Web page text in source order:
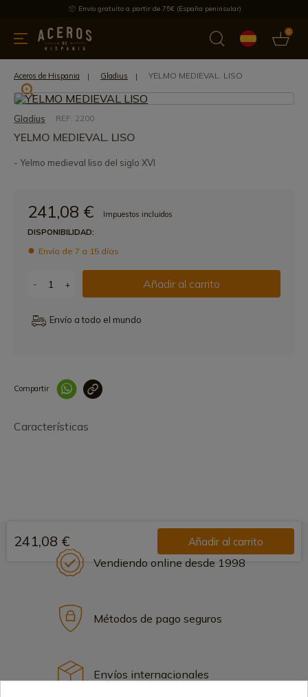
Envío gratuito a partir de 75€ (España peninsular)
0
menaje Ofertas Ultimas novedades Los más vendidos
Aceros de Hispania Gladius YELMO MEDIEVAL. LISO
Gladius REF: 2200
YELMO MEDIEVAL. LISO
- Yelmo medieval liso del siglo XVI
241,08 €
Impuestos incluidos
DISPONIBILIDAD:
Envío de 7 a 15 días
- + Añadir al carrito
Envío a todo el mundo
Compartir
Características
241,08 € Añadir al carrito
Vendiendo online desde 1998
Métodos de pago seguros
Envíos internacionales